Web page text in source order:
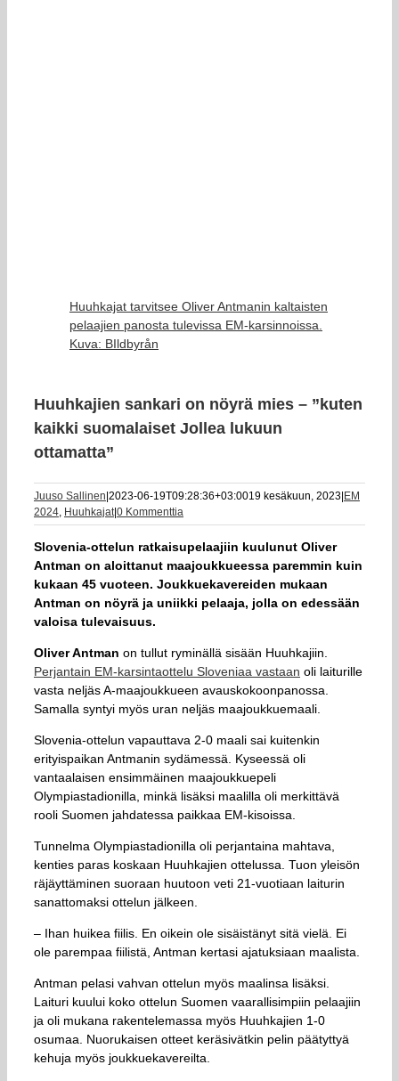
Huuhkajat tarvitsee Oliver Antmanin kaltaisten
pelaajien panosta tulevissa EM-karsinnoissa.
Kuva: BIldbyrån
Huuhkajien sankari on nöyrä mies – ”kuten
kaikki suomalaiset Jollea lukuun
ottamatta”
Juuso Sallinen 2023-06-19T09:28:36+03:0019 kesäkuun, 2023 EM
2024, Huuhkajat|0 Kommenttia
Slovenia-ottelun ratkaisupelaajiin kuulunut Oliver
Antman on aloittanut maajoukkueessa paremmin kuin
kukaan 45 vuoteen. Joukkuekavereiden mukaan
Antman on nöyrä ja uniikki pelaaja, jolla on edessään
valoisa tulevaisuus.
Oliver Antman on tullut ryminällä sisään Huuhkajiin.
Perjantain EM-karsintaottelu Sloveniaa vastaan oli laiturille
vasta neljäs A-maajoukkueen avauskokoonpanossa.
Samalla syntyi myös uran neljäs maajoukkuemaali.
Slovenia-ottelun vapauttava 2-0 maali sai kuitenkin
erityispaikan Antmanin sydämessä. Kyseessä oli
vantaalaisen ensimmäinen maajoukkuepeli
Olympiastadionilla, minkä lisäksi maalilla oli merkittävä
rooli Suomen jahdatessa paikkaa EM-kisoissa.
Tunnelma Olympiastadionilla oli perjantaina mahtava,
kenties paras koskaan Huuhkajien ottelussa. Tuon yleisön
räjäyttäminen suoraan huutoon veti 21-vuotiaan laiturin
sanattomaksi ottelun jälkeen.
– Ihan huikea fiilis. En oikein ole sisäistänyt sitä vielä. Ei
ole parempaa fiilistä, Antman kertasi ajatuksiaan maalista.
Antman pelasi vahvan ottelun myös maalinsa lisäksi.
Laituri kuului koko ottelun Suomen vaarallisimpiin pelaajiin
ja oli mukana rakentelemassa myös Huuhkajien 1-0
osumaa. Nuorukaisen otteet keräsivätkin pelin päätyttyä
kehuja myös joukkuekavereilta.